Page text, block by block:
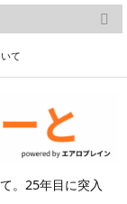
。25年目に突入

メニュー

検索
て